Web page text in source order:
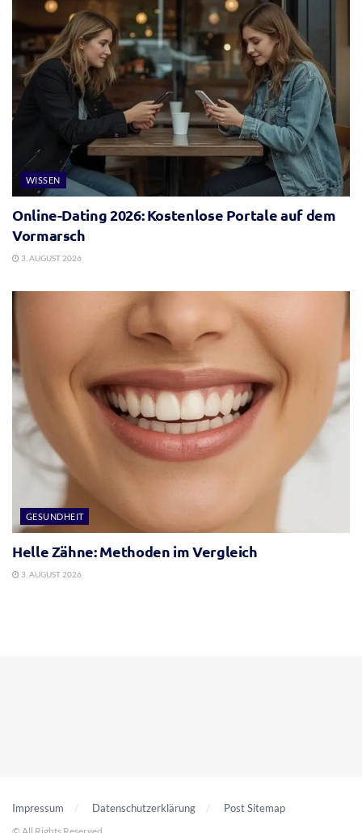
WISSEN
Online-Dating 2026: Kostenlose Portale auf dem
Vormarsch
3. AUGUST 2026
GESUNDHEIT
Helle Zähne: Methoden im Vergleich
3. AUGUST 2026
Impressum Datenschutzerklärung Post Sitemap